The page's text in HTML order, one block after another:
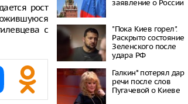
рост
с
Младенец родился спустя полтора
часа после трагической гибели
матери, упавшей с 10-го этажа
16:21
Онищенко: в период простуд может
быть введено обязательное
ношение масок
Звезда реалити-шоу поужинала с
кошкой из одной миски, вызвав
отвращение у зрителей
заявление о России
"Пока Киев горел".
Раскрыто состояние
Зеленского после
удара РФ
Галкин* потерял дар
речи после слов
Пугачевой о Киеве